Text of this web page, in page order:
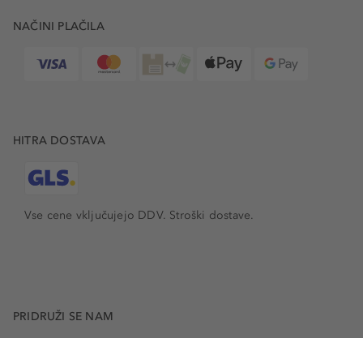
NAČINI PLAČILA
HITRA DOSTAVA
Vse cene vključujejo DDV. Stroški dostave.
PRIDRUŽI SE NAM